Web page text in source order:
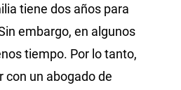
tiene dos años para
embargo, en algunos
tiempo. Por lo tanto,
con un abogado de